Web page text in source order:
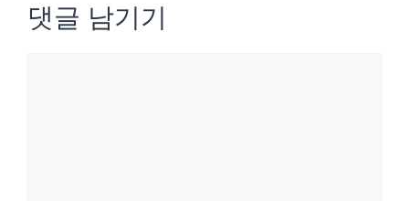
댓글 남기기